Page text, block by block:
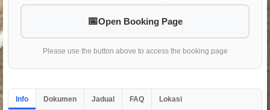
Open Booking Page
Please use the button above to access the booking page
Info Dokumen Jadual FAQ Lokasi